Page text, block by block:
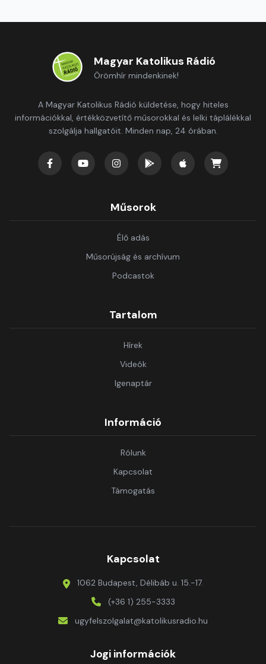
Magyar Katolikus Rádió
Örömhír mindenkinek!
A Magyar Katolikus Rádió küldetése, hogy hiteles
információkkal, értékközvetítő műsorokkal és lelki táplálékkal
szolgálja hallgatóit. Minden nap, 24 órában.
Műsorok
Élő adás
Műsorújság és archívum
Podcastok
Tartalom
Hírek
Videók
Igenaptár
Információ
Rólunk
Kapcsolat
Támogatás
Kapcsolat
1062 Budapest, Délibáb u. 15.-17.
(+36 1) 255-3333
ugyfelszolgalat@katolikusradio.hu
Jogi információk